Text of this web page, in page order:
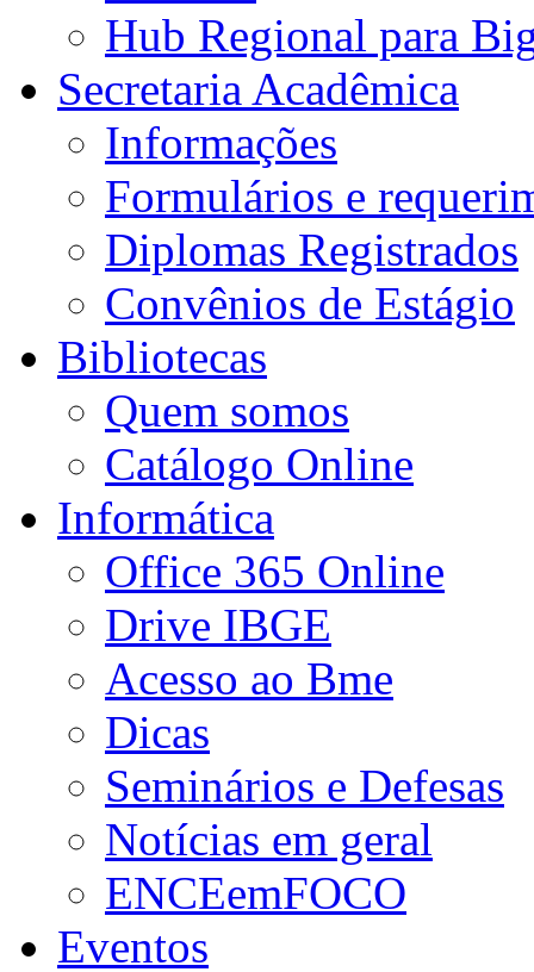
Hub Regional para
Secretaria Acadêmica
Informações
Formulários e
Diplomas Registrados
Convênios de Estágio
Bibliotecas
Quem somos
Catálogo Online
Informática
Office 365 Online
Drive IBGE
Acesso ao Bme
Dicas
Seminários e Defesas
Notícias em geral
ENCEemFOCO
Eventos